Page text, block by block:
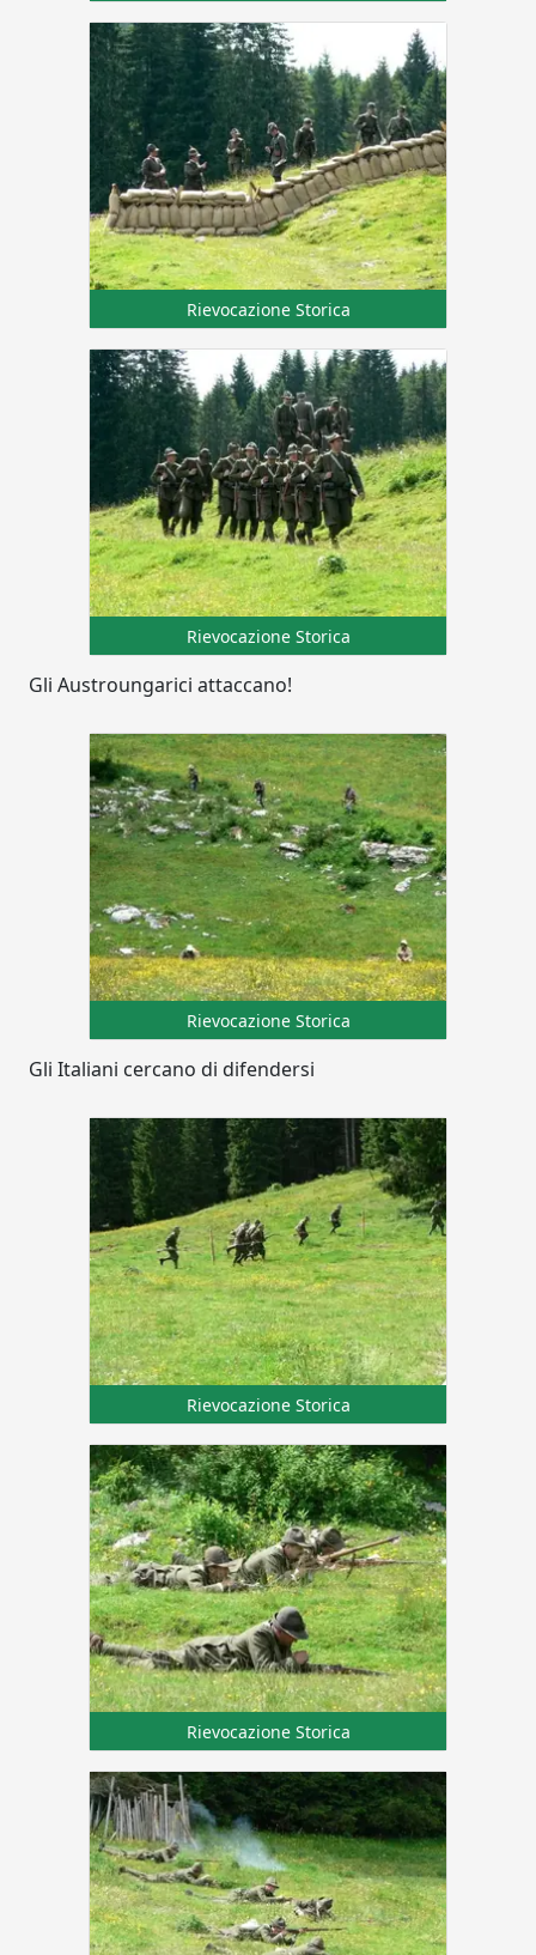
Rievocazione Storica
Rievocazione Storica
Gli Austroungarici attaccano!
Rievocazione Storica
Gli Italiani cercano di difendersi
Rievocazione Storica
Rievocazione Storica